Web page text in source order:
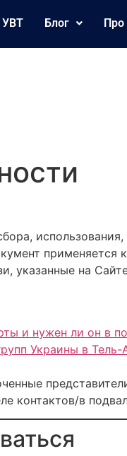
УВТ Блог
применяется
указанные на
и нужен ли он в
Украины в Тель-
контактов/в